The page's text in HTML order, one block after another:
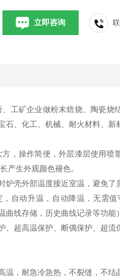
立即咨询
工矿企业做粉末焙烧、陶瓷烧
石、 化工 机械、 耐火材料 新
，操作简便，外层漆层使用喷
产生外观颜色褪色。
壳外部温度接近室温，避免了
自动升温，自动降温，无需
曲线存储，历史曲线记录等功能）
超高温保护、断偶保护、超流
，耐急冷急热，不裂缝，不结